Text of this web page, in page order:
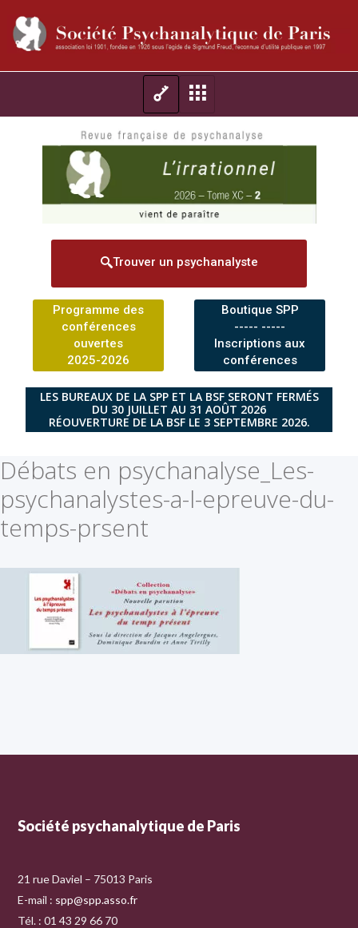
Trouver un psychanalyste
Programme des
conférences
ouvertes
2025-2026
Boutique SPP
----- -----
Inscriptions aux
conférences
LES BUREAUX DE LA SPP ET LA BSF SERONT FERMÉS
DU 30 JUILLET AU 31 AOÛT 2026
RÉOUVERTURE DE LA BSF LE 3 SEPTEMBRE 2026.
Débats en psychanalyse_Les-
psychanalystes-a-l-epreuve-du-
temps-prsent
Société psychanalytique de Paris
21 rue Daviel – 75013 Paris
E-mail : spp@spp.asso.fr
Tél. : 01 43 29 66 70